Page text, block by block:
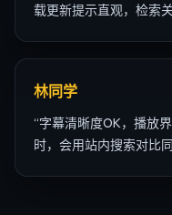
载更新提示直观，检索
林同学
“字幕清晰度OK，播放
时，会用站内搜索对比